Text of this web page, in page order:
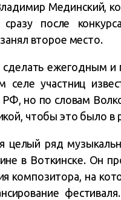
Мединский,
после
второе место.
сделать ежегодным
селе участниц
РФ, но по словам
чтобы это было в
целый ряд
в Воткинске. Он
композитора, на